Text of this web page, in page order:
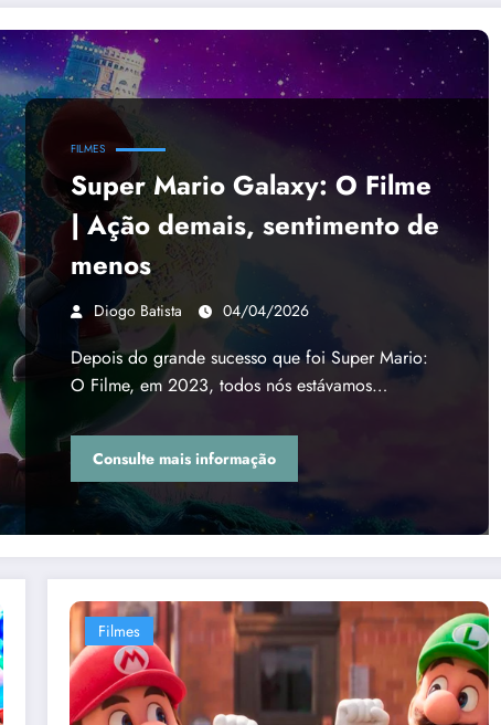
FILMES
Super Mario Galaxy: O Filme
| Ação demais, sentimento de
menos
Diogo Batista 04/04/2026
Depois do grande sucesso que foi Super Mario:
O Filme, em 2023, todos nós estávamos…
Consulte mais informação
Filmes